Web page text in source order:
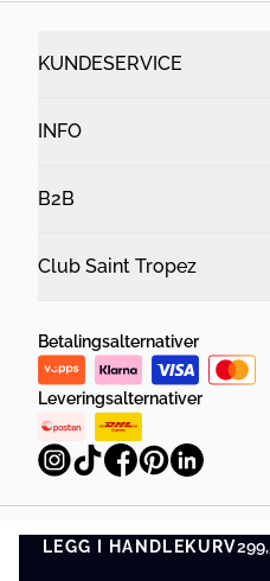
LEGG I HANDLEKURV
LEGG I
KUNDESERVICE
INFO
B2B
Club Saint Tropez
Betalingsalternativer
Leveringsalternativer
Personvernregler